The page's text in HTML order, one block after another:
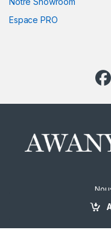
Espace PRO